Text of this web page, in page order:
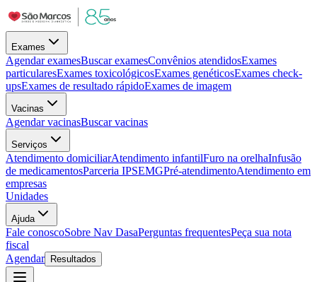
Exames
Agendar examesBuscar examesConvênios atendidosExames
particularesExames toxicológicosExames genéticosExames check-
upsExames de resultado rápidoExames de imagem
Vacinas
Agendar vacinasBuscar vacinas
Serviços
Atendimento domiciliarAtendimento infantilFuro na orelhaInfusão
de medicamentosParceria IPSEMGPré-atendimentoAtendimento em
empresas
Unidades
Ajuda
Fale conoscoSobre Nav DasaPerguntas frequentesPeça sua nota
fiscal
Agendar
Resultados